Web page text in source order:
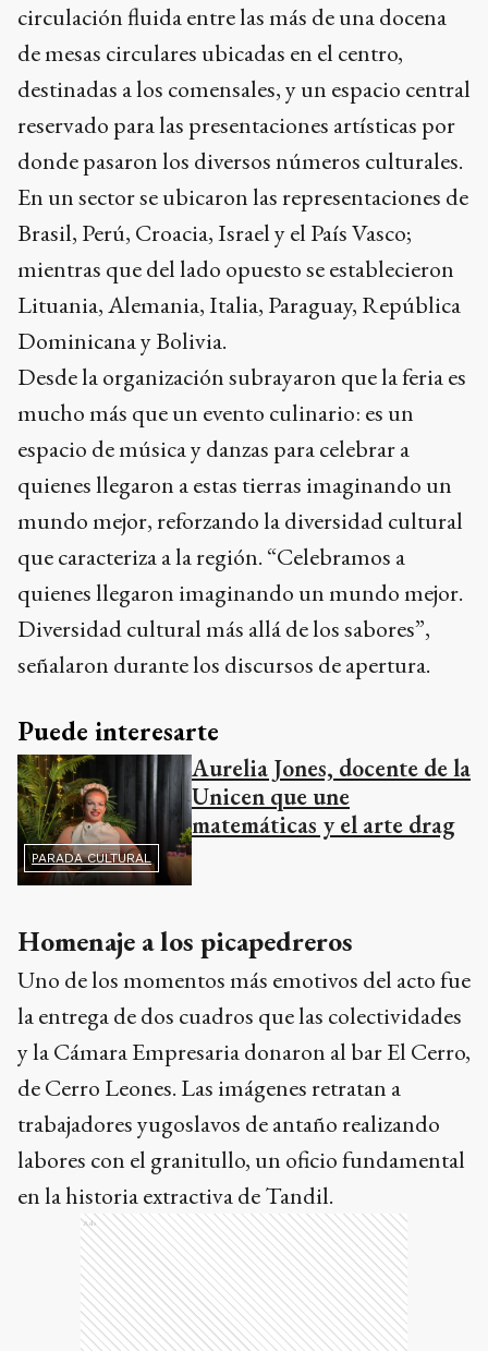
circulación fluida entre las más de una docena
de mesas circulares ubicadas en el centro,
destinadas a los comensales, y un espacio central
reservado para las presentaciones artísticas por
donde pasaron los diversos números culturales.
En un sector se ubicaron las representaciones de
Brasil, Perú, Croacia, Israel y el País Vasco;
mientras que del lado opuesto se establecieron
Lituania, Alemania, Italia, Paraguay, República
Dominicana y Bolivia.
Desde la organización subrayaron que la feria es
mucho más que un evento culinario: es un
espacio de música y danzas para celebrar a
quienes llegaron a estas tierras imaginando un
mundo mejor, reforzando la diversidad cultural
que caracteriza a la región. “Celebramos a
quienes llegaron imaginando un mundo mejor.
Diversidad cultural más allá de los sabores”,
señalaron durante los discursos de apertura.
Puede interesarte
PARADA CULTURAL
Aurelia Jones, docente de la
Unicen que une
matemáticas y el arte drag
Homenaje a los picapedreros
Uno de los momentos más emotivos del acto fue
la entrega de dos cuadros que las colectividades
y la Cámara Empresaria donaron al bar El Cerro,
de Cerro Leones. Las imágenes retratan a
trabajadores yugoslavos de antaño realizando
labores con el granitullo, un oficio fundamental
en la historia extractiva de Tandil.
Ads